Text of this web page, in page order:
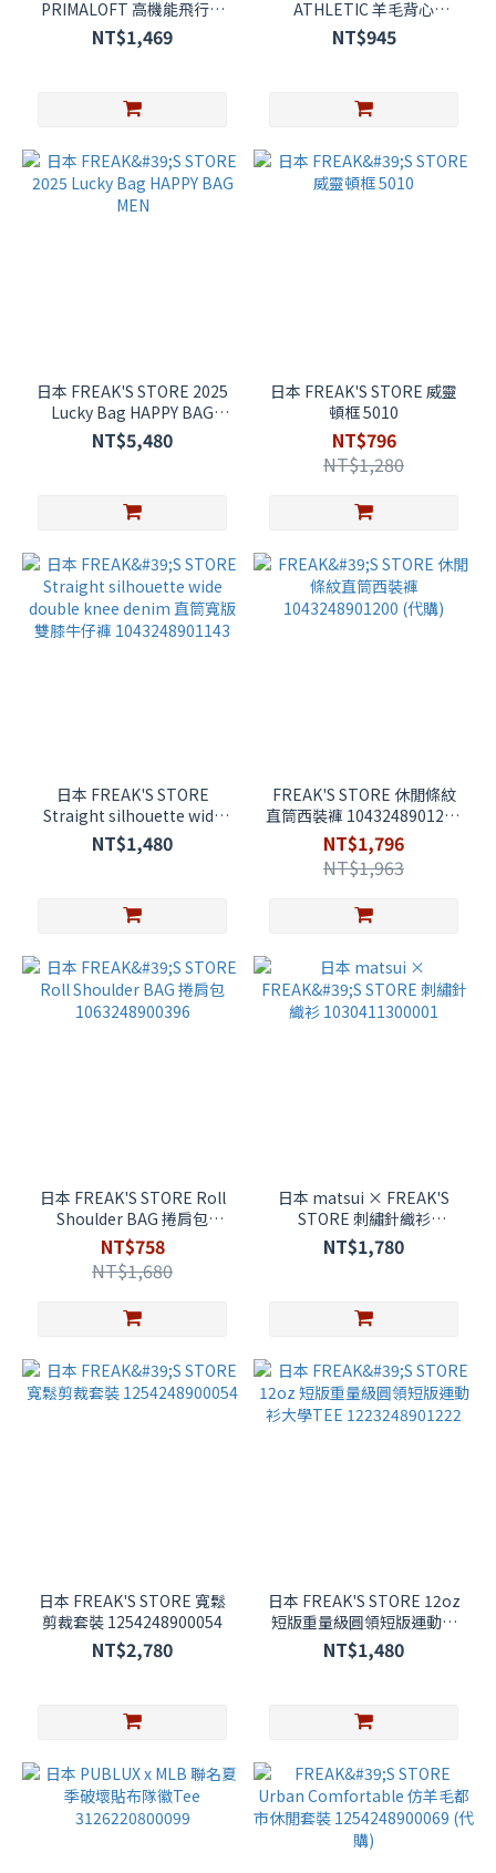
PRIMALOFT 高機能飛行帽
1081248902023 (代購)
NT$1,469
ATHLETIC 羊毛背心
1356185200003 (代購)
NT$945
日本 FREAK'S STORE 2025
Lucky Bag HAPPY BAG
MEN
NT$5,480
日本 FREAK'S STORE 威靈
頓框 5010
NT$796
NT$1,280
日本 FREAK'S STORE
Straight silhouette wide
double knee denim 直筒寬
版雙膝牛仔褲
NT$1,480
FREAK'S STORE 休閒條紋
直筒西裝褲 1043248901200
(代購)
NT$1,796
NT$1,963
日本 FREAK'S STORE Roll
Shoulder BAG 捲肩包
1063248900396
NT$758
NT$1,680
日本 matsui × FREAK'S
STORE 刺繡針織衫
1030411300001
NT$1,780
日本 FREAK'S STORE 寬鬆
剪裁套裝 1254248900054
NT$2,780
日本 FREAK'S STORE 12oz
短版重量級圓領短版運動衫
大學TEE 1223248901222
NT$1,480